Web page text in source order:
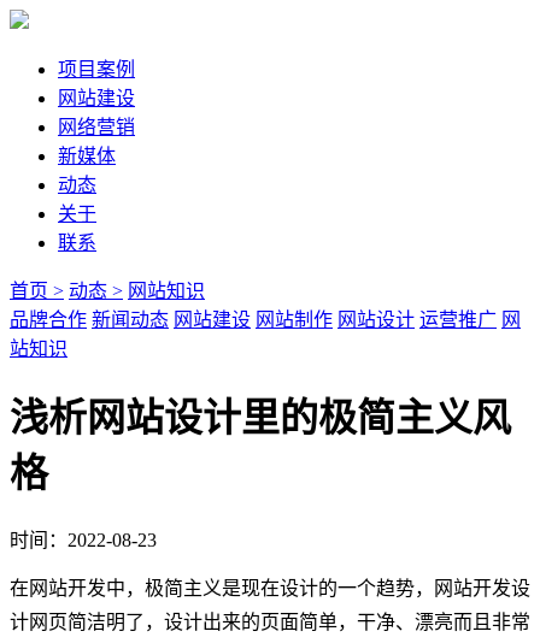
项目案例
网站建设
网络营销
新媒体
动态
关于
联系
首页 > 动态 > 网站知识
品牌合作 新闻动态 网站建设 网站制作 网站设计 运营推广 网
站知识
浅析网站设计里的极简主义风
格
时间：2022-08-23
在网站开发中，极简主义是现在设计的一个趋势，网站开发设
计网页简洁明了，设计出来的页面简单，干净、漂亮而且非常